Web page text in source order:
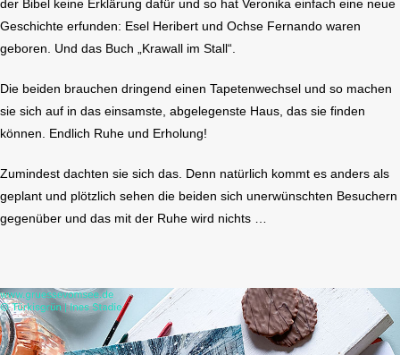
der Bibel keine Erklärung dafür und so hat Veronika einfach eine neue
Geschichte erfunden: Esel Heribert und Ochse Fernando waren
geboren. Und das Buch „Krawall im Stall“.
Die beiden brauchen dringend einen Tapetenwechsel und so machen
sie sich auf in das einsamste, abgelegenste Haus, das sie finden
können. Endlich Ruhe und Erholung!
Zumindest dachten sie sich das. Denn natürlich kommt es anders als
geplant und plötzlich sehen die beiden sich unerwünschten Besuchern
gegenüber und das mit der Ruhe wird nichts …